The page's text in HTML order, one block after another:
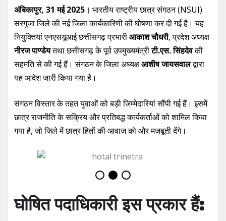
अंबिकापुर, 31 मई 2025। भारतीय राष्ट्रीय छात्र संगठन (NSUI)
सरगुजा जिले की नई जिला कार्यकारिणी की घोषणा कर दी गई है। यह
नियुक्तियां एनएसयूआई छत्तीसगढ़ प्रभारीआकाश चौधरी, प्रदेश अध्यक्ष
नीरज पाण्डेयतथा छत्तीसगढ़ के पूर्व उपमुख्यमंत्रीटी.एस. सिंहदेवकी
सहमति से की गई हैं। संगठन के जिला अध्यक्षआशीष जायसवालद्वारा
यह आदेश जारी किया गया है।
संगठन विस्तार के तहत युवाओं को बड़ी जिम्मेदारियां सौंपी गई हैं। इसमें
छात्र राजनीति के सक्रिय और प्रतिबद्ध कार्यकर्ताओं को शामिल किया
गया है, जो जिले में छात्र हितों की आवाज को और मजबूती देंगे।
घोषित पदाधिकारी इस प्रकार हैं: